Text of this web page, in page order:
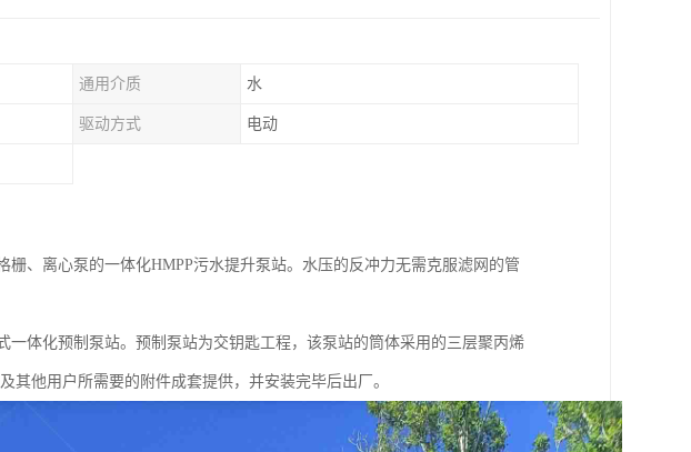
通用介质 水
驱动方式 电动
、离心泵的一体化HMPP污水提升泵站。水压的反冲力无需克服滤网的管
一体化预制泵站。预制泵站为交钥匙工程，该泵站的筒体采用的三层聚丙烯
他用户所需要的附件成套提供，并安装完毕后出厂。